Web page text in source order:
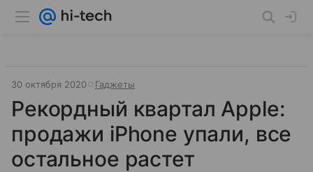
30 октября 2020 Гаджеты
Рекордный квартал Apple:
продажи iPhone упали, все
остальное растет